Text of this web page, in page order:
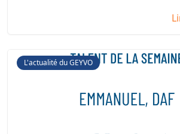
L'actualité du GEYVO